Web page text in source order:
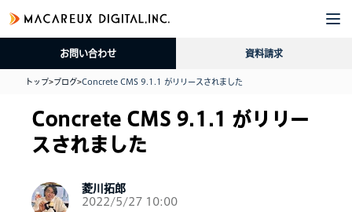
お問い合わせ 資料請求
トップ>ブログ>Concrete CMS 9.1.1 がリリースされました
Concrete CMS 9.1.1 がリリー
スされました
菱川拓郎
2022/5/27 10:00